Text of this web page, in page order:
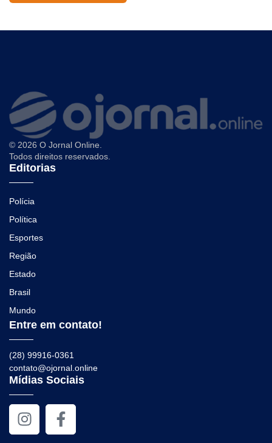
© 2026 O Jornal Online.
Todos direitos reservados.
Editorias
Polícia
Política
Esportes
Região
Estado
Brasil
Mundo
Entre em contato!
(28) 99916-0361
contato@ojornal.online
Mídias Sociais